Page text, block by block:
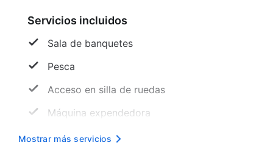
Servicios incluidos
Sala de banquetes
Pesca
Acceso en silla de ruedas
Máquina expendedora
Mesa de registro accesible para sillas de
Mostrar más servicios